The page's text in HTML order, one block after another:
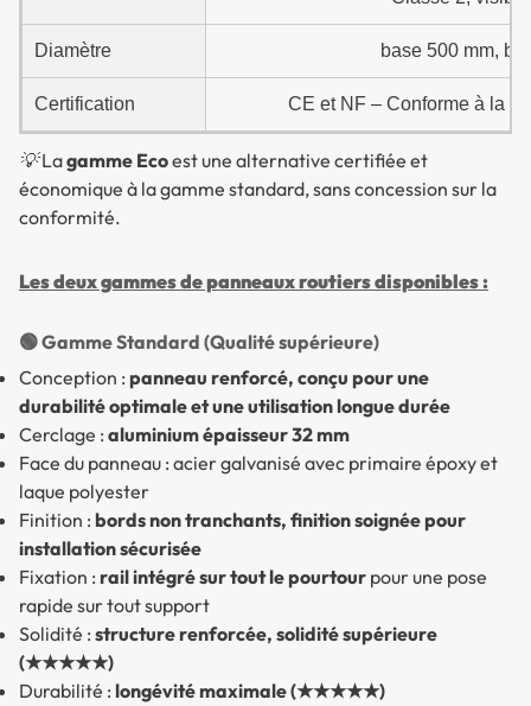
Diamètre base 500 mm,
Certification CE et NF – Conforme à la
💡 Lagamme Ecoest une alternative certifiée et
économique à la gamme standard, sans concession sur la
conformité.
Les deux gammes de panneaux routiers disponibles :
🟢 Gamme Standard (Qualité supérieure)
Conception : panneau renforcé, conçu pour une
durabilité optimale et une utilisation longue durée
Cerclage : aluminium épaisseur 32 mm
Face du panneau : acier galvanisé avec primaire époxy et
laque polyester
Finition : bords non tranchants, finition soignée pour
installation sécurisée
Fixation : rail intégré sur tout le pourtour pour une pose
rapide sur tout support
Solidité : structure renforcée, solidité supérieure
(★★★★★)
Durabilité : longévité maximale (★★★★★)